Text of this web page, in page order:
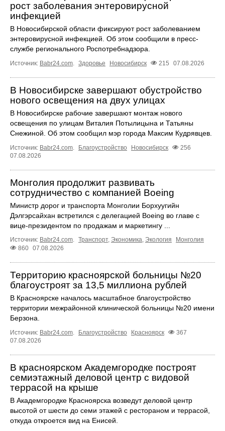
рост заболевания энтеровирусной
инфекцией
В Новосибирской области фиксируют рост заболеванием
энтеровирусной инфекцией. Об этом сообщили в пресс-
службе регионального Роспотребнадзора.
Источник: Babr24.com. Здоровье Новосибирск 215 07.08.2026
В Новосибирске завершают обустройство
нового освещения на двух улицах
В Новосибирске рабочие завершают монтаж нового
освещения по улицам Виталия Потылицына и Татьяны
Снежиной. Об этом сообщил мэр города Максим Кудрявцев.
Источник: Babr24.com. Благоустройство Новосибирск
256
07.08.2026
Монголия продолжит развивать
сотрудничество с компанией Boeing
Министр дорог и транспорта Монголии Борхуугийн
Дэлгэрсайхан встретился с делегацией Boeing во главе с
вице-президентом по продажам и маркетингу ...
Источник: Babr24.com. Транспорт, Экономика, Экология
Монголия
860 07.08.2026
Территорию красноярской больницы №20
благоустроят за 13,5 миллиона рублей
В Красноярске началось масштабное благоустройство
территории межрайонной клинической больницы №20 имени
Берзона.
Источник: Babr24.com. Благоустройство Красноярск
367
07.08.2026
В красноярском Академгородке построят
семиэтажный деловой центр с видовой
террасой на крыше
В Академгородке Красноярска возведут деловой центр
высотой от шести до семи этажей с рестораном и террасой,
откуда откроется вид на Енисей.